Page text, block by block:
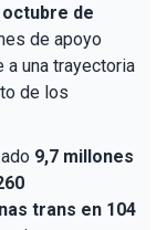
de
de apoyo
a una trayectoria
de los
9,7 millones
trans en 104